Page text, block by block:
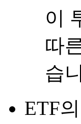
이
따
습
ETF의